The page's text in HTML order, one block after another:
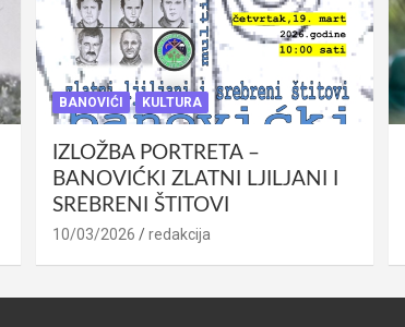
BANOVIĆI KULTURA
IZLOŽBA PORTRETA –
BANOVIĆKI ZLATNI LJILJANI I
SREBRENI ŠTITOVI
10/03/2026 redakcija